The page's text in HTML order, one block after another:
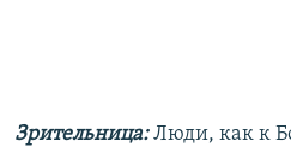
Зрительница:Люди, как к